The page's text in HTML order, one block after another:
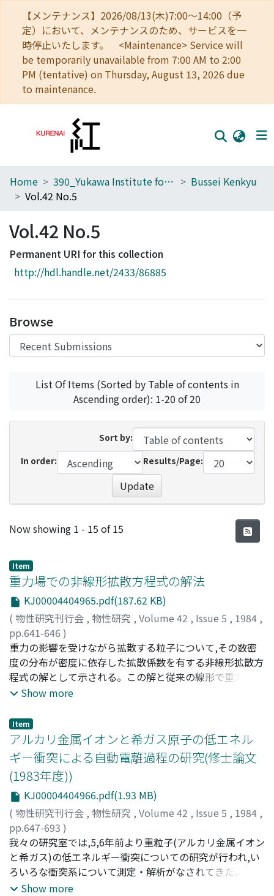
【メンテナンス】2026/08/13(木)7:00～14:00（予
定）において、メンテナンスのため、サービスを一
時停止いたします。 <Maintenance> Service will
be temporarily unavailable from 7:00 AM to 2:00
PM (tentative) on Thursday, August 13, 2026 due
to maintenance.
Home
Browse
Download Ranking
Access Statistics
Home 390_Yukawa Institute for Theoretical Physics
Bussei Kenkyu
Vol.42 No.5
Vol.42 No.5
Permanent URI for this collection
http://hdl.handle.net/2433/86885
Browse
List Of Items (Sorted by Table of contents in
Ascending order): 1-20 of 20
Sort by:
In order:
Results/Page:
Update
Recent Submissions
Now showing 1 - 15 of 15
Item
重力場での非線形拡散方程式の解法
KJ00004404965.pdf(187.62 KB)
( 物性研究刊行会 , 物性研究 , Volume 42 , Issue 5 , 1984 ,
pp.641-646 )
餌取, 寛次;ETORI, Kanji;エトリ, カンジ
重力の影響を受けながら拡散する粒子について,その数密
度の分布が密度に依存した拡散係数を有する非線形拡散方
程式の解として示される。この解と従来の線形で重力場を
考慮しない解とが比較される。
Show more
Item
アルカリ金属イオンと希ガス原子の低エネル
ギー衝突による自動電離過程の研究(修士論文
(1983年度))
KJ00004404966.pdf(1.93 MB)
( 物性研究刊行会 , 物性研究 , Volume 42 , Issue 5 , 1984 ,
pp.647-693 )
和田, かおる;WADA, Kaoru;ワダ, カオル
我々の研究室では,5,6年前より重粒子(アルカリ金属イオン
と希ガス)の低エネルギー衝突についての研究が行われ,い
ろいろな衝突系について測定・解析がなされてきた。本論
文の第1部では,加速されたイオン(アルカリ金属の一価イ
Show more